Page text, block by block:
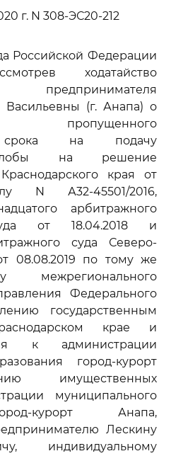
г. N 308-ЭС20-212
Российской Федерации
ходатайство
предпринимателя
(г. Анапа) о
пропущенного
срока на подачу
на решение
края от
N А32-45501/2016,
арбитражного
от 18.04.2018 и
суда Северо-
08.08.2019 по тому же
Федерального
государственным
крае и
к администрации
город-курорт
имущественных
муниципального
курорт Анапа,
Лескину
индивидуальному